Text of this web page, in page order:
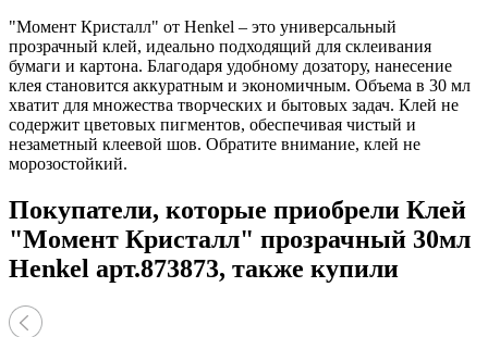
"Момент Кристалл" от Henkel – это универсальный
прозрачный клей, идеально подходящий для склеивания
бумаги и картона. Благодаря удобному дозатору, нанесение
клея становится аккуратным и экономичным. Объема в 30 мл
хватит для множества творческих и бытовых задач. Клей не
содержит цветовых пигментов, обеспечивая чистый и
незаметный клеевой шов. Обратите внимание, клей не
морозостойкий.
Покупатели, которые приобрели Клей
"Момент Кристалл" прозрачный 30мл
Henkel арт.873873, также купили